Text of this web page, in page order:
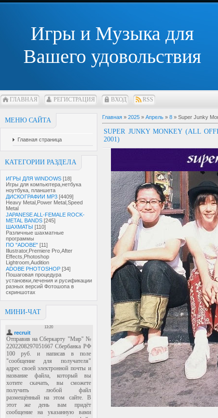
Игры и Музыка для
Вашего удовольствия
ГЛАВНАЯ РЕГИСТРАЦИЯ ВХОД RSS
МЕНЮ САЙТА
Главная страница
КАТЕГОРИИ РАЗДЕЛА
ИГРЫ ДЛЯ WINDOWS [18]
Игры для компьютера,нетбука
ноутбука, планшета
ДИСКОГРАФИИ MP3 [4409]
Heavy Metal,Power Metal,Speed
Metal
JAPANESE ALL-FEMALE ROCK-
METAL BANDS [245]
ШАХМАТЫ [110]
Различные шахматные
программы
ПО "ADOBE" [11]
Illustrator,Premiere Pro,After
Effects,Photoshop
Lightroom,Audition
ADOBE PHOTOSHOP [34]
Пошаговая процедура
установки,лечения и русификации
разных версий Фотошопа в
скриншотах
МИНИ-ЧАТ
Главная » 2025 » Апрель » 8 » Super Junky
SUPER JUNKY MONKEY (ALL
2001)